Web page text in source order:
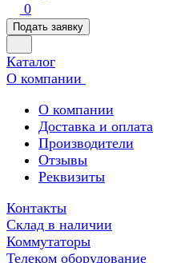
0
Подать заявку
Каталог
О компании
О компании
Доставка и оплата
Производители
Отзывы
Реквизиты
Контакты
Склад в наличии
Коммутаторы
Телеком оборудование